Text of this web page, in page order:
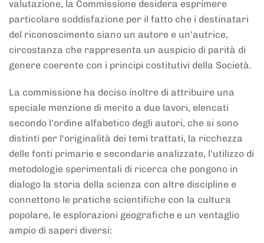
valutazione, la Commissione desidera esprimere
particolare soddisfazione per il fatto che i destinatari
del riconoscimento siano un autore e un'autrice,
circostanza che rappresenta un auspicio di parità di
genere coerente con i principi costitutivi della Società.
La commissione ha deciso inoltre di attribuire una
speciale menzione di merito a due lavori, elencati
secondo l'ordine alfabetico degli autori, che si sono
distinti per l'originalità dei temi trattati, la ricchezza
delle fonti primarie e secondarie analizzate, l'utilizzo di
metodologie sperimentali di ricerca che pongono in
dialogo la storia della scienza con altre discipline e
connettono le pratiche scientifiche con la cultura
popolare, le esplorazioni geografiche e un ventaglio
ampio di saperi diversi: